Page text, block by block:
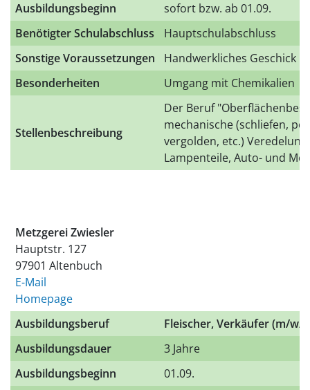
Ausbildungsbeginn
sofort bzw. ab 01.09.
Benötigter Schulabschluss
Hauptschulabschluss
Sonstige Voraussetzungen
Handwerkliches Geschick
Besonderheiten
Umgang mit Chemikalien
Stellenbeschreibung
Der Beruf
mechanische (schliefen,
vergolden, etc.)
Lampenteile, Auto- und
Metzgerei Zwiesler
Hauptstr. 127
97901 Altenbuch
E-Mail
Homepage
Ausbildungsberuf
Fleischer, Verkäufer (m/w/
Ausbildungsdauer
3 Jahre
Ausbildungsbeginn
01.09.